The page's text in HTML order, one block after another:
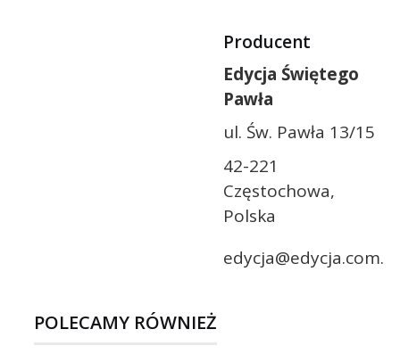
Producent
Edycja Świętego
Pawła
ul. Św. Pawła 13/15
42-221
Częstochowa,
Polska
edycja@edycja.com.pl
POLECAMY RÓWNIEŻ